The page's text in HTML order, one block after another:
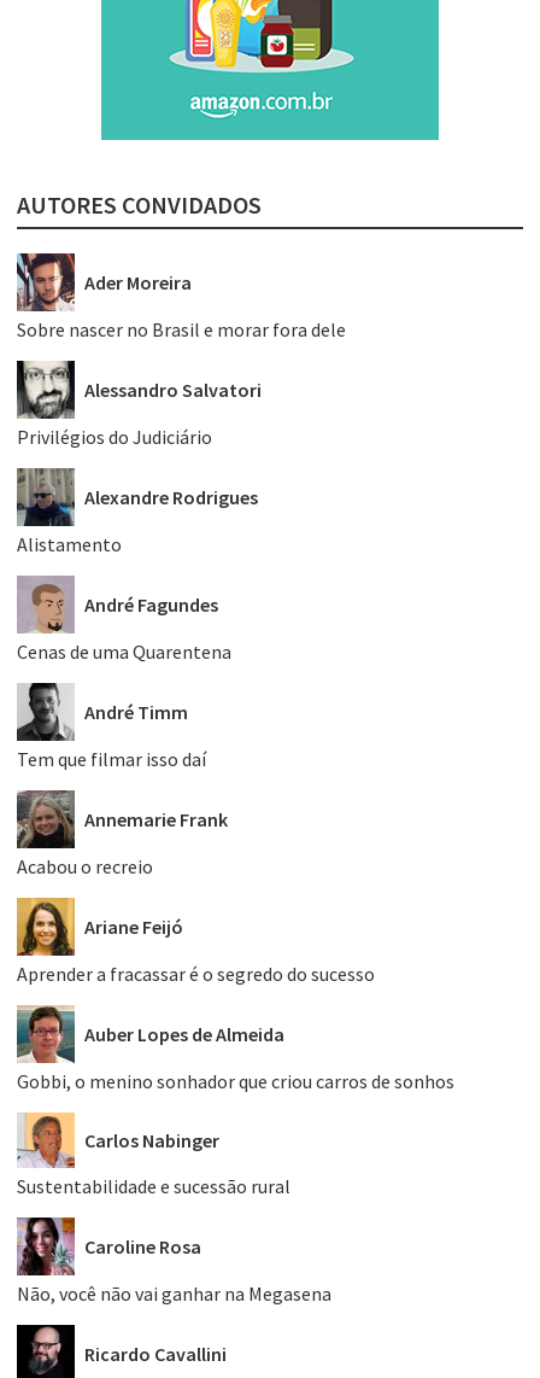
AUTORES CONVIDADOS
Ader Moreira
Sobre nascer no Brasil e morar fora dele
Alessandro Salvatori
Privilégios do Judiciário
Alexandre Rodrigues
Alistamento
André Fagundes
Cenas de uma Quarentena
André Timm
Tem que filmar isso daí
Annemarie Frank
Acabou o recreio
Ariane Feijó
Aprender a fracassar é o segredo do sucesso
Auber Lopes de Almeida
Gobbi, o menino sonhador que criou carros de sonhos
Carlos Nabinger
Sustentabilidade e sucessão rural
Caroline Rosa
Não, você não vai ganhar na Megasena
Ricardo Cavallini